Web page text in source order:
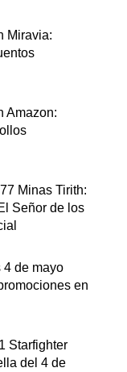
Miravia:
Amazon:
Minas Tirith:
Señor de los
4 de mayo
en
Starfighter
del 4 de